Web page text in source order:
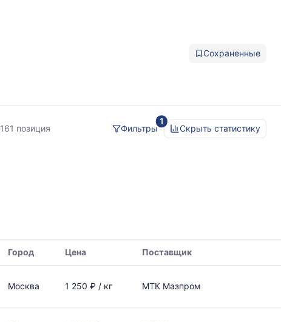
Сохраненные
161 позиция
1
Фильтры
Скрыть статистику
Город Цена Поставщик
Москва 1 250 ₽ / кг МТК Мазпром